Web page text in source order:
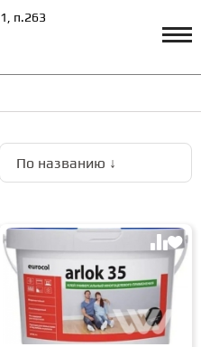
п.263
Профиль
ПЛИТКА
ДОСКА
По названию ↓